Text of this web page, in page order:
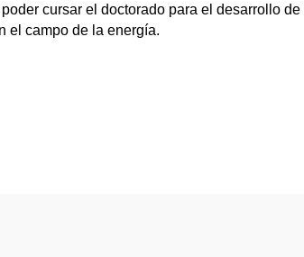
cursar el doctorado para el desarrollo
el campo de la energía.